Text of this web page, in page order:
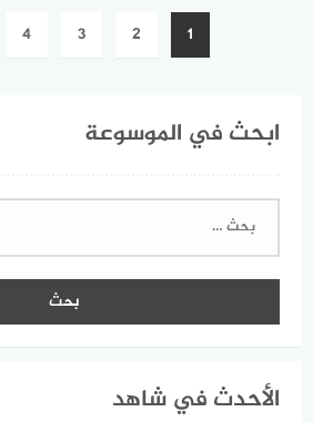
بالمملكة
1
2
3
4
ابحث في الموسوعة
البحث
الأحدث في شاهد